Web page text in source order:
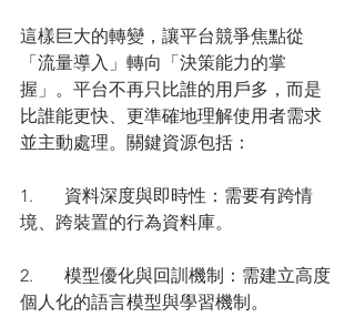
這樣巨大的轉變，讓平台競爭焦點從
「流量導入」轉向「決策能力的掌
握」。平台不再只比誰的用戶多，而是
比誰能更快、更準確地理解使用者需求
並主動處理。關鍵資源包括：
1.	資料深度與即時性：需要有跨情
境、跨裝置的行為資料庫。
2.	模型優化與回訓機制：需建立高度
個人化的語言模型與學習機制。